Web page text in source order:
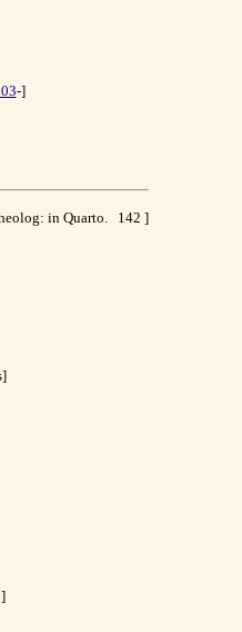
-]
in Quarto. 142 ]
]